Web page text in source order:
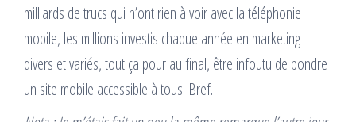
milliards de trucs qui n’ont rien à voir avec la téléphonie
mobile, les millions investis chaque année en marketing
divers et variés, tout ça pour au final, être infoutu de pondre
un site mobile accessible à tous. Bref.